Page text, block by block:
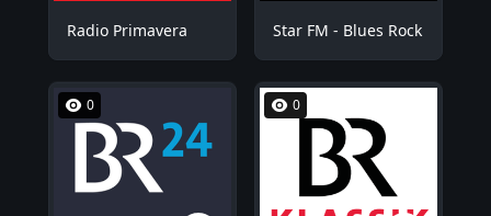
Radio Primavera Star FM - Blues Rock
0 0